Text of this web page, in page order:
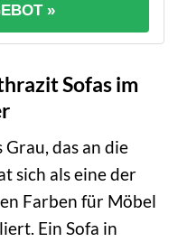
»
Sofas im
das an die
sich als eine der
Farben für Möbel
Ein Sofa in